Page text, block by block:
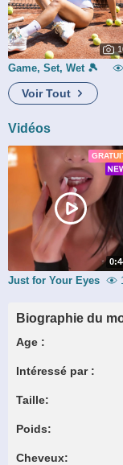
Game, Set, Wet 🎾
Voir Tout
Vidéos
Just for Your Eyes
Biographie du
Age :
Intéressé par :
Taille:
Poids:
Cheveux: